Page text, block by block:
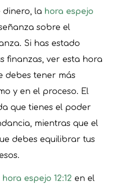
dinero, la hora espejo
sobre el
Si has estado
finanzas, ver esta hora
debes tener más
y en el proceso. El
que tienes el poder
mientras que el
debes equilibrar tus
espejo 12:12 en el